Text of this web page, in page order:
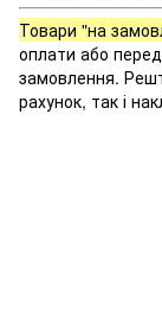
Товари "на
оплати або
замовлення.
рахунок, так і